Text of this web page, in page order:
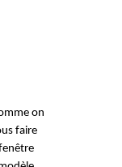
on
faire